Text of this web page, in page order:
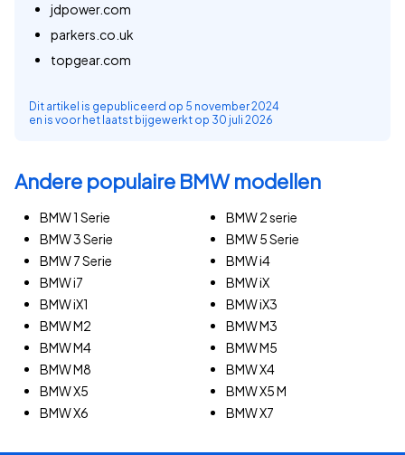
jdpower.com
parkers.co.uk
topgear.com
Dit artikel is gepubliceerd op 5 november 2024
en is voor het laatst bijgewerkt op 30 juli 2026
Andere populaire BMW modellen
BMW 1 Serie
BMW 2 serie
BMW 3 Serie
BMW 5 Serie
BMW 7 Serie
BMW i4
BMW i7
BMW iX
BMW iX1
BMW iX3
BMW M2
BMW M3
BMW M4
BMW M5
BMW M8
BMW X4
BMW X5
BMW X5 M
BMW X6
BMW X7